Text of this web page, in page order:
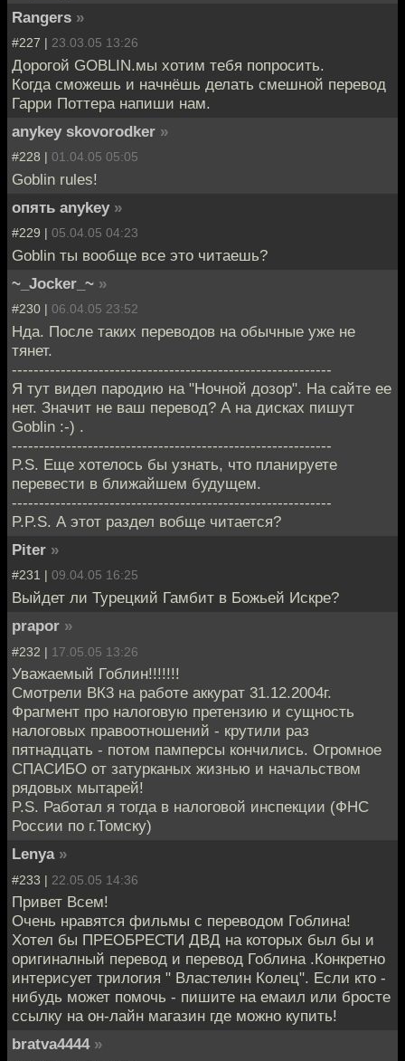
Rangers »
#227 | 23.03.05 13:26
Дорогой GOBLIN.мы хотим тебя попросить.
Когда сможешь и начнёшь делать смешной перевод
Гарри Поттера напиши нам.
anykey skovorodker »
#228 | 01.04.05 05:05
Goblin rules!
опять anykey »
#229 | 05.04.05 04:23
Goblin ты вообще все это читаешь?
~_Jocker_~ »
#230 | 06.04.05 23:52
Нда. После таких переводов на обычные уже не
тянет.
-----------------------------------------------------------
Я тут видел пародию на "Ночной дозор". На сайте ее
нет. Значит не ваш перевод? А на дисках пишут
Goblin :-) .
-----------------------------------------------------------
P.S. Еще хотелось бы узнать, что планируете
перевести в ближайшем будущем.
-----------------------------------------------------------
P.P.S. А этот раздел вобще читается?
Piter »
#231 | 09.04.05 16:25
Выйдет ли Турецкий Гамбит в Божьей Искре?
prapor »
#232 | 17.05.05 13:26
Уважаемый Гоблин!!!!!!!
Смотрели ВК3 на работе аккурат 31.12.2004г.
Фрагмент про налоговую претензию и сущность
налоговых правоотношений - крутили раз
пятнадцать - потом памперсы кончились. Огромное
СПАСИБО от затурканых жизнью и начальством
рядовых мытарей!
P.S. Работал я тогда в налоговой инспекции (ФНС
России по г.Томску)
Lenya »
#233 | 22.05.05 14:36
Привет Всем!
Очень нравятся фильмы с переводом Гоблина!
Хотел бы ПРЕОБРЕСТИ ДВД на которых был бы и
оригиналный перевод и перевод Гоблина .Конкретно
интерисует трилогия " Властелин Колец". Если кто -
нибудь может помочь - пишите на емаил или бросте
ссылку на он-лайн магазин где можно купить!
bratva4444 »